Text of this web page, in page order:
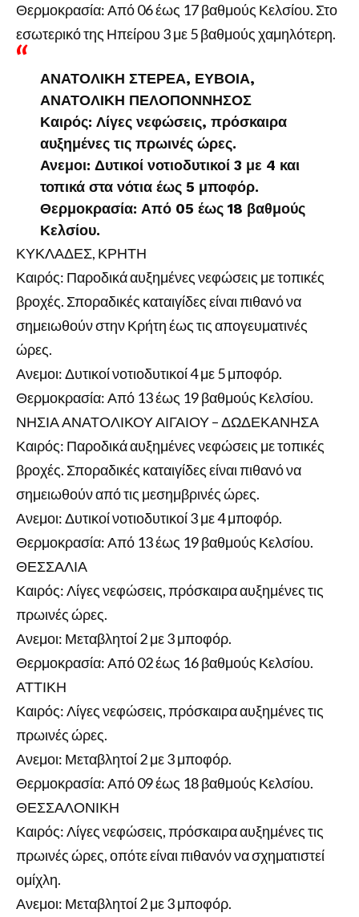
Θερμοκρασία: Από 06 έως 17 βαθμούς Κελσίου. Στο
εσωτερικό της Ηπείρου 3 με 5 βαθμούς χαμηλότερη.
ΑΝΑΤΟΛΙΚΗ ΣΤΕΡΕΑ, ΕΥΒΟΙΑ,
ΑΝΑΤΟΛΙΚΗ ΠΕΛΟΠΟΝΝΗΣΟΣ
Καιρός: Λίγες νεφώσεις, πρόσκαιρα
αυξημένες τις πρωινές ώρες.
Ανεμοι: Δυτικοί νοτιοδυτικοί 3 με 4 και
τοπικά στα νότια έως 5 μποφόρ.
Θερμοκρασία: Από 05 έως 18 βαθμούς
Κελσίου.
ΚΥΚΛΑΔΕΣ, ΚΡΗΤΗ
Καιρός: Παροδικά αυξημένες νεφώσεις με τοπικές
βροχές. Σποραδικές καταιγίδες είναι πιθανό να
σημειωθούν στην Κρήτη έως τις απογευματινές
ώρες.
Ανεμοι: Δυτικοί νοτιοδυτικοί 4 με 5 μποφόρ.
Θερμοκρασία: Από 13 έως 19 βαθμούς Κελσίου.
ΝΗΣΙΑ ΑΝΑΤΟΛΙΚΟΥ ΑΙΓΑΙΟΥ – ΔΩΔΕΚΑΝΗΣΑ
Καιρός: Παροδικά αυξημένες νεφώσεις με τοπικές
βροχές. Σποραδικές καταιγίδες είναι πιθανό να
σημειωθούν από τις μεσημβρινές ώρες.
Ανεμοι: Δυτικοί νοτιοδυτικοί 3 με 4 μποφόρ.
Θερμοκρασία: Από 13 έως 19 βαθμούς Κελσίου.
ΘΕΣΣΑΛΙΑ
Καιρός: Λίγες νεφώσεις, πρόσκαιρα αυξημένες τις
πρωινές ώρες.
Ανεμοι: Μεταβλητοί 2 με 3 μποφόρ.
Θερμοκρασία: Από 02 έως 16 βαθμούς Κελσίου.
ΑΤΤΙΚΗ
Καιρός: Λίγες νεφώσεις, πρόσκαιρα αυξημένες τις
πρωινές ώρες.
Ανεμοι: Μεταβλητοί 2 με 3 μποφόρ.
Θερμοκρασία: Από 09 έως 18 βαθμούς Κελσίου.
ΘΕΣΣΑΛΟΝΙΚΗ
Καιρός: Λίγες νεφώσεις, πρόσκαιρα αυξημένες τις
πρωινές ώρες, οπότε είναι πιθανόν να σχηματιστεί
ομίχλη.
Ανεμοι: Μεταβλητοί 2 με 3 μποφόρ.